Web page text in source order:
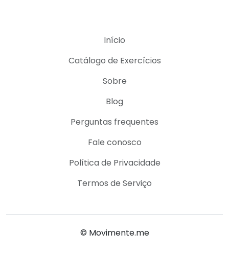
Início
Catálogo de Exercícios
Sobre
Blog
Perguntas frequentes
Fale conosco
Política de Privacidade
Termos de Serviço
© Movimente.me